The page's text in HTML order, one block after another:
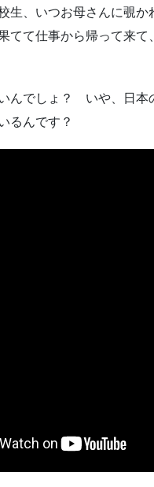
生、いつお母さんに覗
てて仕事から帰って来
んでしょ？ いや、日本
るんです？